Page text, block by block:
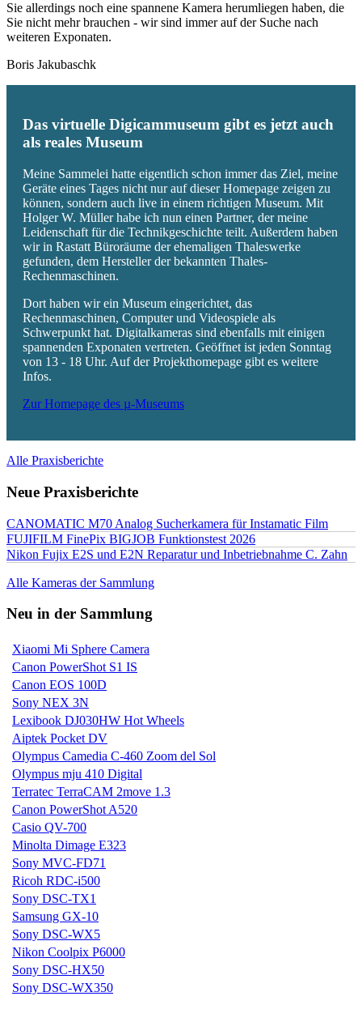
Sie allerdings noch eine spannene Kamera herumliegen haben, die
Sie nicht mehr brauchen - wir sind immer auf der Suche nach
weiteren Exponaten.
Boris Jakubaschk
Das virtuelle Digicammuseum gibt es jetzt auch
als reales Museum
Meine Sammelei hatte eigentlich schon immer das Ziel, meine
Geräte eines Tages nicht nur auf dieser Homepage zeigen zu
können, sondern auch live in einem richtigen Museum. Mit
Holger W. Müller habe ich nun einen Partner, der meine
Leidenschaft für die Technikgeschichte teilt. Außerdem haben
wir in Rastatt Büroräume der ehemaligen Thaleswerke
gefunden, dem Hersteller der bekannten Thales-
Rechenmaschinen.
Dort haben wir ein Museum eingerichtet, das
Rechenmaschinen, Computer und Videospiele als
Schwerpunkt hat. Digitalkameras sind ebenfalls mit einigen
spannenden Exponaten vertreten. Geöffnet ist jeden Sonntag
von 13 - 18 Uhr. Auf der Projekthomepage gibt es weitere
Infos.
Zur Homepage des µ-Museums
Alle Praxisberichte
Neue Praxisberichte
CANOMATIC M70 Analog Sucherkamera für Instamatic Film
FUJIFILM FinePix BIGJOB Funktionstest 2026
Nikon Fujix E2S und E2N Reparatur und Inbetriebnahme C. Zahn
Alle Kameras der Sammlung
Neu in der Sammlung
Xiaomi Mi Sphere Camera
Canon PowerShot S1 IS
Canon EOS 100D
Sony NEX 3N
Lexibook DJ030HW Hot Wheels
Aiptek Pocket DV
Olympus Camedia C-460 Zoom del Sol
Olympus mju 410 Digital
Terratec TerraCAM 2move 1.3
Canon PowerShot A520
Casio QV-700
Minolta Dimage E323
Sony MVC-FD71
Ricoh RDC-i500
Sony DSC-TX1
Samsung GX-10
Sony DSC-WX5
Nikon Coolpix P6000
Sony DSC-HX50
Sony DSC-WX350